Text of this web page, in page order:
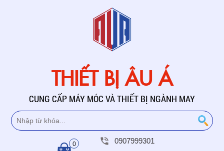
THIẾT BỊ ÂU Á
CUNG CẤP MÁY MÓC VÀ THIẾT BỊ NGÀNH MAY
0
0907999301